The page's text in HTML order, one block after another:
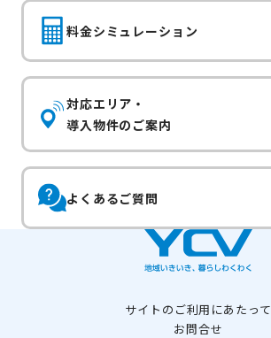
料金シミュレーション
対応エリア・
導入物件のご案内
よくあるご質問
サイトのご利用にあたって
お問合せ